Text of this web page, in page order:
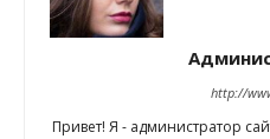
http://
Привет! Я - администратор